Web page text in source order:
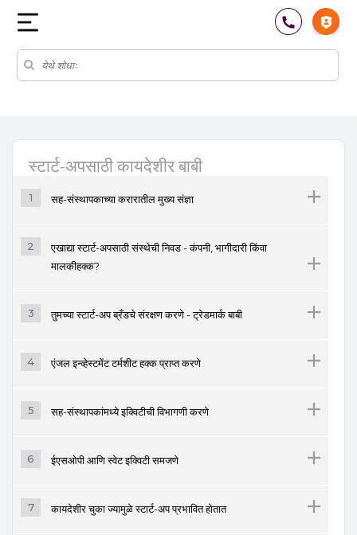
स्टार्ट-अपसाठी कायदेशीर बाबी
1 सह-संस्थापकाच्या करारातील मुख्य संज्ञा
2
एखाद्या स्टार्ट-अपसाठी संस्थेची निवड - कंपनी, भागीदारी किंवा
मालकीहक्क?
3 तुमच्या स्टार्ट-अप ब्रँडचे संरक्षण करणे - ट्रेडमार्क बाबी
4 एंजल इन्व्हेस्टमेंट टर्मशीट हक्क प्राप्त करणे
5 सह-संस्थापकांमध्ये इक्विटीची विभागणी करणे
6 ईएसओपी आणि स्वेट इक्विटी समजणे
7 कायदेशीर चुका ज्यामुळे स्टार्ट-अप प्रभावित होतात